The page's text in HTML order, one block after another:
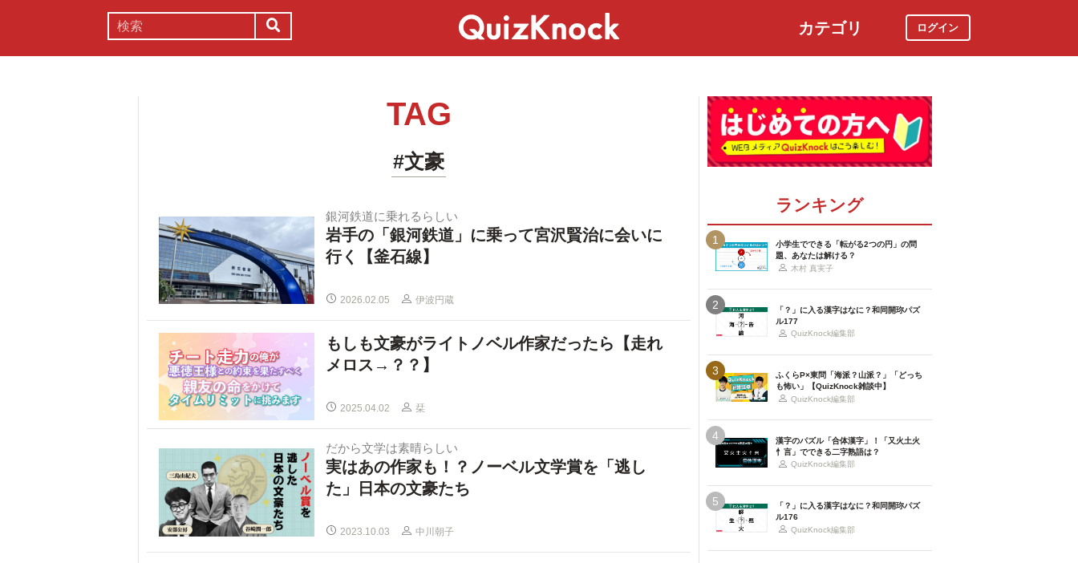
カテゴリ ログイン
TAG
#文豪
銀河鉄道に乗れるらしい
岩手の「銀河鉄道」に乗って宮沢賢治に会いに
行く【釜石線】
2026.02.05 伊波円蔵
もしも文豪がライトノベル作家だったら【走れ
メロス→？？】
2025.04.02 栞
だから文学は素晴らしい
実はあの作家も！？ノーベル文学賞を「逃し
た」日本の文豪たち
2023.10.03 中川朝子
ランキング
1
小学生でできる「転がる2つの円」の問
題、あなたは解ける？
木村 真実子
2
「？」に入る漢字はなに？和同開珎パズ
ル177
QuizKnock編集部
3
ふくらP×東問「海派？山派？」「どっち
も怖い」【QuizKnock雑談中】
QuizKnock編集部
4
漢字のパズル「合体漢字」！「又火土火
忄言」でできる二字熟語は？
QuizKnock編集部
5
「？」に入る漢字はなに？和同開珎パズ
ル176
QuizKnock編集部